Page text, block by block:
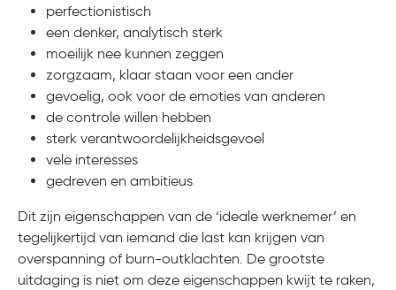
[wpml_language_selector_widget]
perfectionistisch
een denker, analytisch sterk
moeilijk nee kunnen zeggen
zorgzaam, klaar staan voor een ander
gevoelig, ook voor de emoties van anderen
de controle willen hebben
sterk verantwoordelijkheidsgevoel
vele interesses
gedreven en ambitieus
Dit zijn eigenschappen van de ‘ideale werknemer’ en
tegelijkertijd van iemand die last kan krijgen van
overspanning of burn-outklachten. De grootste
uitdaging is niet om deze eigenschappen kwijt te raken,